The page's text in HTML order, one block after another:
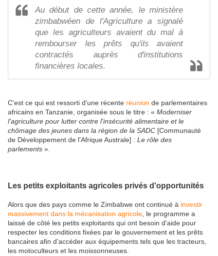
Au début de cette année, le ministère
zimbabwéen de l'Agriculture a signalé
que les agriculteurs avaient du mal à
rembourser les prêts qu'ils avaient
contractés auprès d'institutions
financières locales.
C'est ce qui est ressorti d'une récente réunion de parlementaires
africains en Tanzanie, organisée sous le titre : « Moderniser
l'agriculture pour lutter contre l'insécurité alimentaire et le
chômage des jeunes dans la région de la SADC [Communauté
de Développement de l'Afrique Australe] : Le rôle des
parlements ».
Les petits exploitants agricoles privés d'opportunités
Alors que des pays comme le Zimbabwe ont continué à investir
massivement dans la mécanisation agricole, le programme a
laissé de côté les petits exploitants qui ont besoin d'aide pour
respecter les conditions fixées par le gouvernement et les prêts
bancaires afin d'accéder aux équipements tels que les tracteurs,
les motoculteurs et les moissonneuses.